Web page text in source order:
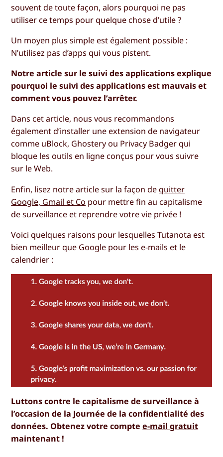
souvent de toute façon, alors pourquoi ne pas
utiliser ce temps pour quelque chose d’utile ?
Un moyen plus simple est également possible :
N’utilisez pas d’apps qui vous pistent.
Notre article sur lesuivi des applicationsexplique
pourquoi le suivi des applications est mauvais et
comment vous pouvez l’arrêter.
Dans cet article, nous vous recommandons
également d’installer une extension de navigateur
comme uBlock, Ghostery ou Privacy Badger qui
bloque les outils en ligne conçus pour vous suivre
sur le Web.
Enfin, lisez notre article sur la façon de quitter
Google, Gmail et Co pour mettre fin au capitalisme
de surveillance et reprendre votre vie privée !
Voici quelques raisons pour lesquelles Tutanota est
bien meilleur que Google pour les e-mails et le
calendrier :
Luttons contre le capitalisme de surveillance à
l’occasion de la Journée de la confidentialité des
données. Obtenez votre comptee-mail gratuit
maintenant !